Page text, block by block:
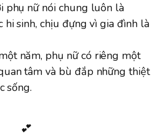
phụ nữ nói chung luôn là
hi sinh, chịu đựng vì gia đình là
năm, phụ nữ có riêng một
tâm và bù đắp những thiệt
sống.
💕